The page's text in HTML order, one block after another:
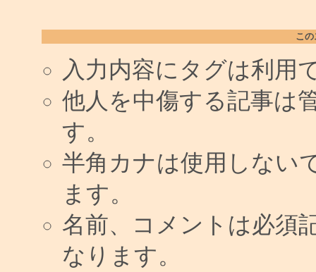
こ
入力内容にタグは利用
他人を中傷する記事は
す。
半角カナは使用しない
ます。
名前、コメントは必須
なります。